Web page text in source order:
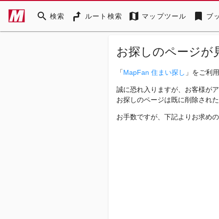
search 検索 ルート検索 map マップツール bookmark ブ
お探しのページが
「MapFan 住まい探し 」をご利
誠に恐れ入りますが、お客様が
お探しのページは既に削除され
お手数ですが、下記よりお求め